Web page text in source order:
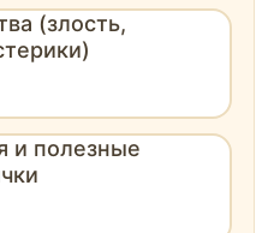
(злость,
и полезные